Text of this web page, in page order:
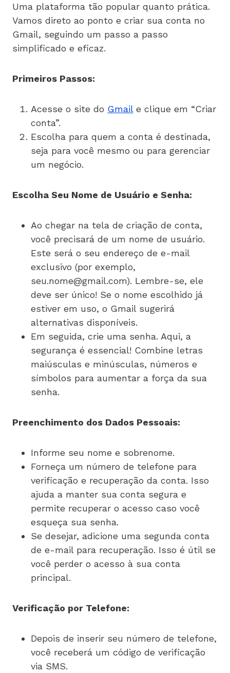
Uma plataforma tão popular quanto prática.
Vamos direto ao ponto e criar sua conta no
Gmail, seguindo um passo a passo
simplificado e eficaz.
Primeiros Passos:
Acesse o site do Gmaile clique em “Criar
conta”.
Escolha para quem a conta é destinada,
seja para você mesmo ou para gerenciar
um negócio.
Escolha Seu Nome de Usuário e Senha:
Ao chegar na tela de criação de conta,
você precisará de um nome de usuário.
Este será o seu endereço de e-mail
exclusivo (por exemplo,
seu.nome@gmail.com). Lembre-se, ele
deve ser único! Se o nome escolhido já
estiver em uso, o Gmail sugerirá
alternativas disponíveis.
Em seguida, crie uma senha. Aqui, a
segurança é essencial! Combine letras
maiúsculas e minúsculas, números e
símbolos para aumentar a força da sua
senha.
Preenchimento dos Dados Pessoais:
Informe seu nome e sobrenome.
Forneça um número de telefone para
verificação e recuperação da conta. Isso
ajuda a manter sua conta segura e
permite recuperar o acesso caso você
esqueça sua senha.
Se desejar, adicione uma segunda conta
de e-mail para recuperação. Isso é útil se
você perder o acesso à sua conta
principal.
Verificação por Telefone:
Depois de inserir seu número de telefone,
você receberá um código de verificação
via SMS.